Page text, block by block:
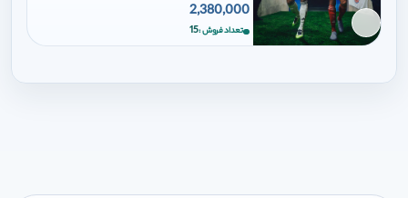
برای افزودن وارد شوید
2,380,000
تعداد فروش 15